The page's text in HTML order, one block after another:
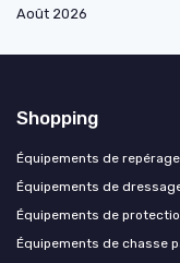
Août 2026
Shopping
Équipements de
Équipements de
Équipements de
Équipements de chasse